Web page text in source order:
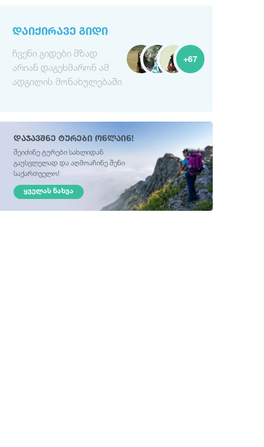
ᲓᲐᲘᲥᲘᲠᲐᲕᲔ ᲒᲘᲓᲘ
ჩვენი გიდები მზად
არიან დაგეხმარონ ამ
ადგილის მონახულებაში
+67
დაჯავშნე ტურები ონლაინ!
შეიძინე ტურები სახლიდან
გაუსვლელად და აღმოაჩინე შენი
საქართველო!
ᲧᲕᲔᲚᲐᲡ ᲜᲐᲮᲕᲐ